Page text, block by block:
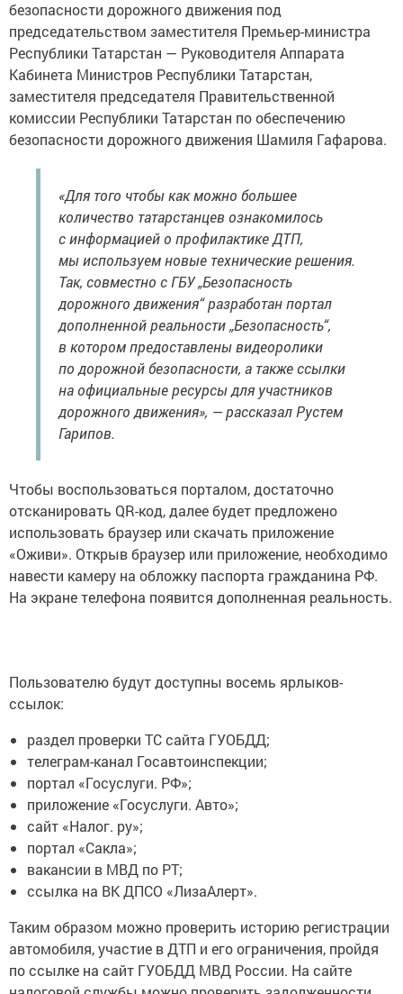
безопасности дорожного движения под
председательством заместителя Премьер-министра
Республики Татарстан — Руководителя Аппарата
Кабинета Министров Республики Татарстан,
заместителя председателя Правительственной
комиссии Республики Татарстан по обеспечению
безопасности дорожного движения Шамиля Гафарова.
«Для того чтобы как можно большее
количество татарстанцев ознакомилось
с информацией о профилактике ДТП,
мы используем новые технические решения.
Так, совместно с ГБУ „Безопасность
дорожного движения“ разработан портал
дополненной реальности „Безопасность“,
в котором предоставлены видеоролики
по дорожной безопасности, а также ссылки
на официальные ресурсы для участников
дорожного движения», — рассказал Рустем
Гарипов.
Чтобы воспользоваться порталом, достаточно
отсканировать QR-код, далее будет предложено
использовать браузер или скачать приложение
«Оживи». Открыв браузер или приложение, необходимо
навести камеру на обложку паспорта гражданина РФ.
На экране телефона появится дополненная реальность.
Пользователю будут доступны восемь ярлыков-
ссылок:
раздел проверки ТС сайта ГУОБДД;
телеграм-канал Госавтоинспекции;
портал «Госуслуги. РФ»;
приложение «Госуслуги. Авто»;
сайт «Налог. ру»;
портал «Сакла»;
вакансии в МВД по РТ;
ссылка на ВК ДПСО «ЛизаАлерт».
Таким образом можно проверить историю регистрации
автомобиля, участие в ДТП и его ограничения, пройдя
по ссылке на сайт ГУОБДД МВД России. На сайте